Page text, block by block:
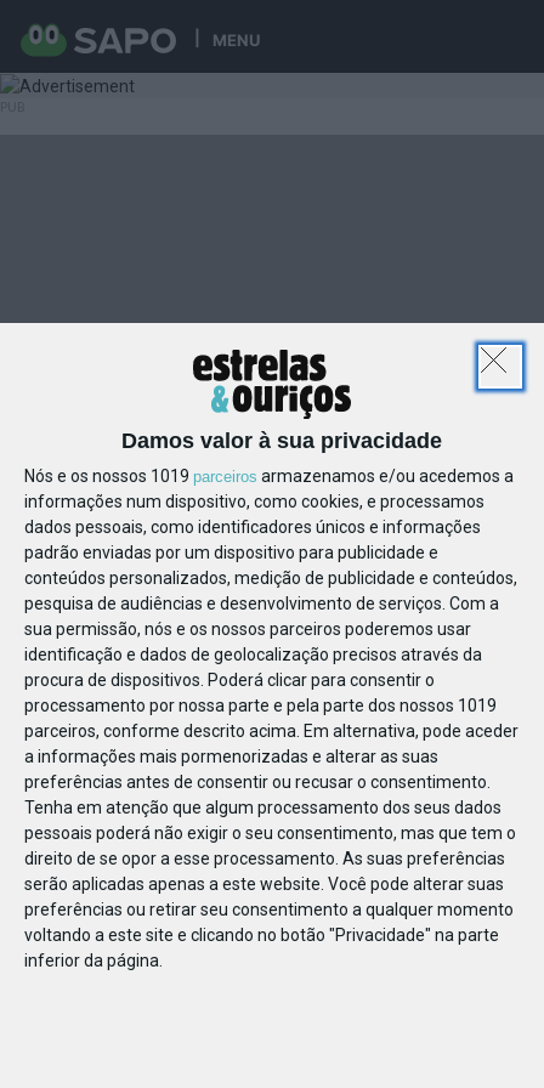
Damos valor à sua privacidade
Nós e os nossos 1019 parceiros armazenamos e/ou acedemos a
informações num dispositivo, como cookies, e processamos
dados pessoais, como identificadores únicos e informações
padrão enviadas por um dispositivo para publicidade e
conteúdos personalizados, medição de publicidade e conteúdos,
pesquisa de audiências e desenvolvimento de serviços. Com a
sua permissão, nós e os nossos parceiros poderemos usar
identificação e dados de geolocalização precisos através da
procura de dispositivos. Poderá clicar para consentir o
processamento por nossa parte e pela parte dos nossos 1019
parceiros, conforme descrito acima. Em alternativa, pode aceder
a informações mais pormenorizadas e alterar as suas
preferências antes de consentir ou recusar o consentimento.
Tenha em atenção que algum processamento dos seus dados
pessoais poderá não exigir o seu consentimento, mas que tem o
direito de se opor a esse processamento. As suas preferências
serão aplicadas apenas a este website. Você pode alterar suas
preferências ou retirar seu consentimento a qualquer momento
voltando a este site e clicando no botão "Privacidade" na parte
inferior da página.
MENU
797411873120935